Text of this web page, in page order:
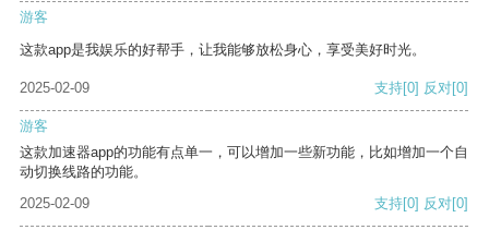
游客
这款app是我娱乐的好帮手，让我能够放松身心，享受美好时光。
2025-02-09 支持[0] 反对[0]
游客
这款加速器app的功能有点单一，可以增加一些新功能，比如增加一个自
动切换线路的功能。
2025-02-09
支持[0] 反对[0]